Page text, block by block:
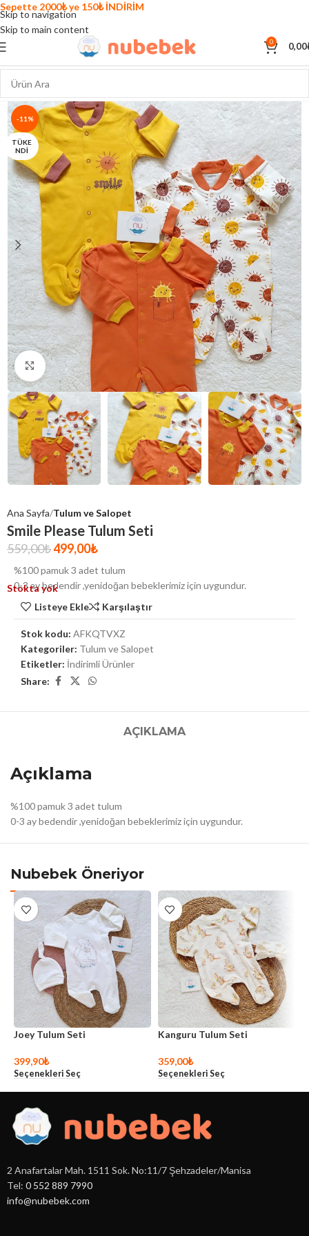
Skip to navigation
Skip to main content
0 0,00
-11%
TÜKE
NDI
Click to enlarge
Ana Sayfa Tulum ve Salopet
Smile Please Tulum Seti
559,00₺499,00₺
%100 pamuk 3 adet tulum
0-3 ay bedendir ,yenidoğan bebeklerimiz için uygundur.
Stokta yok
Listeye Ekle
Karşılaştır
Stok kodu: AFKQTVXZ
Kategoriler: Tulum ve Salopet
Etiketler: İndirimli Ürünler
Share:
AÇIKLAMA
Açıklama
%100 pamuk 3 adet tulum
0-3 ay bedendir ,yenidoğan bebeklerimiz için uygundur.
Nubebek Öneriyor
Joey Tulum Seti
399,90₺
Seçenekleri Seç
Kanguru Tulum Seti
359,00₺
Seçenekleri Seç
2 Anafartalar Mah. 1511 Sok. No:11/7 Şehzadeler/Manisa
Tel: 0 552 889 7990
info@nubebek.com
Sepette 2000₺ ye 150₺ İNDİRİM